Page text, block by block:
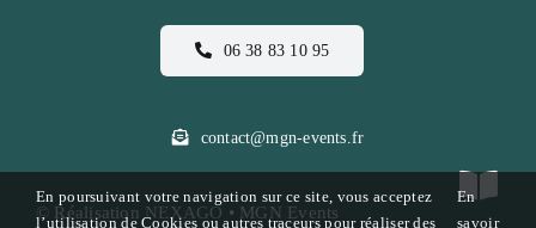
© Réalisation NEXAGO • MGN Events
06 38 83 10 95
contact@mgn-events.fr
En poursuivant votre navigation sur ce site, vous acceptez
l’utilisation de Cookies ou autres traceurs pour réaliser des
En
savoir